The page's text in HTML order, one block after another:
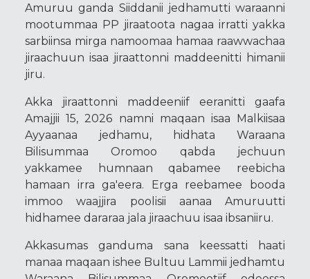
Amuruu ganda Siiddanii jedhamutti waraanni
mootummaa PP jiraatoota nagaa irratti yakka
sarbiinsa mirga namoomaa hamaa raawwachaa
jiraachuun isaa jiraattonni maddeenitti himanii
jiru.
Akka jiraattonni maddeeniif eeranitti gaafa
Amajjii 15, 2026 namni maqaan isaa Malkiisaa
Ayyaanaa jedhamu, hidhata Waraana
Bilisummaa Oromoo qabda jechuun
yakkamee humnaan qabamee reebicha
hamaan irra ga'eera. Erga reebamee booda
immoo waajjira poolisii aanaa Amuruutti
hidhamee dararaa jala jiraachuu isaa ibsaniiru.
Akkasumas ganduma sana keessatti haati
manaa maqaan ishee Bultuu Lammii jedhamtu